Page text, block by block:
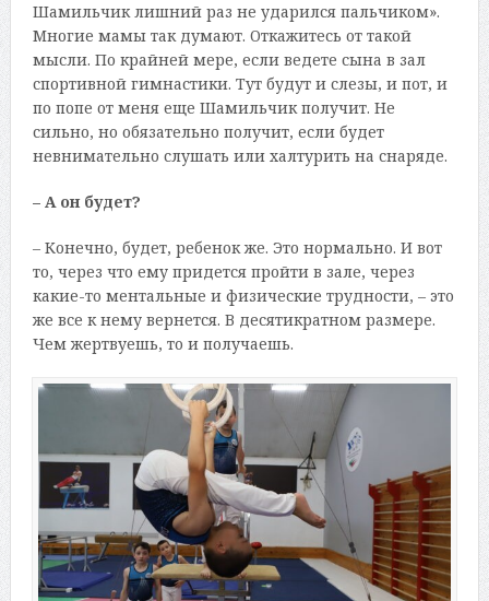
Шамильчик лишний раз не ударился пальчиком».
Многие мамы так думают. Откажитесь от такой
мысли. По крайней мере, если ведете сына в зал
спортивной гимнастики. Тут будут и слезы, и пот, и
по попе от меня еще Шамильчик получит. Не
сильно, но обязательно получит, если будет
невнимательно слушать или халтурить на снаряде.
– А он будет?
– Конечно, будет, ребенок же. Это нормально. И вот
то, через что ему придется пройти в зале, через
какие-то ментальные и физические трудности, – это
же все к нему вернется. В десятикратном размере.
Чем жертвуешь, то и получаешь.